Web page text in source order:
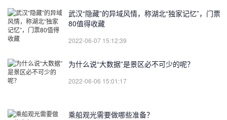
武汉“隐藏”的异域风情，称湖北“独家记忆”，门票
80值得收藏
2022-06-07 15:12:39
为什么说“大数据”是景区必不可少的呢？
2022-06-06 15:01:17
乘船观光需要做哪些准备？